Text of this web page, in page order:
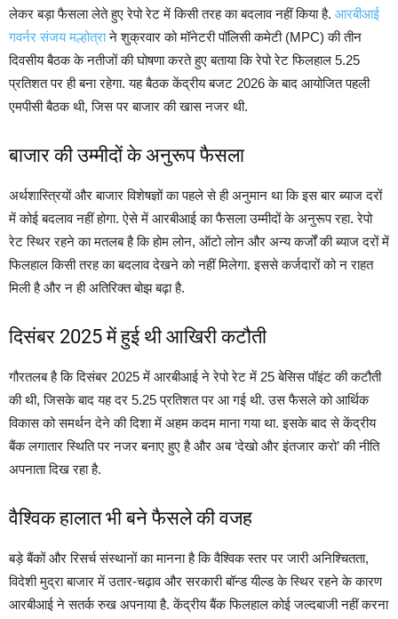
लेकर बड़ा फैसला लेते हुए रेपो रेट में किसी तरह का बदलाव नहीं किया है. आरबीआई
गवर्नर संजय मल्होत्राने शुक्रवार को मॉनेटरी पॉलिसी कमेटी (MPC) की तीन
दिवसीय बैठक के नतीजों की घोषणा करते हुए बताया कि रेपो रेट फिलहाल 5.25
प्रतिशत पर ही बना रहेगा. यह बैठक केंद्रीय बजट 2026 के बाद आयोजित पहली
एमपीसी बैठक थी, जिस पर बाजार की खास नजर थी.
बाजार की उम्मीदों के अनुरूप फैसला
अर्थशास्त्रियों और बाजार विशेषज्ञों का पहले से ही अनुमान था कि इस बार ब्याज दरों
में कोई बदलाव नहीं होगा. ऐसे में आरबीआई का फैसला उम्मीदों के अनुरूप रहा. रेपो
रेट स्थिर रहने का मतलब है कि होम लोन, ऑटो लोन और अन्य कर्जों की ब्याज दरों में
फिलहाल किसी तरह का बदलाव देखने को नहीं मिलेगा. इससे कर्जदारों को न राहत
मिली है और न ही अतिरिक्त बोझ बढ़ा है.
दिसंबर 2025 में हुई थी आखिरी कटौती
गौरतलब है कि दिसंबर 2025 में आरबीआई ने रेपो रेट में 25 बेसिस पॉइंट की कटौती
की थी, जिसके बाद यह दर 5.25 प्रतिशत पर आ गई थी. उस फैसले को आर्थिक
विकास को समर्थन देने की दिशा में अहम कदम माना गया था. इसके बाद से केंद्रीय
बैंक लगातार स्थिति पर नजर बनाए हुए है और अब ‘देखो और इंतजार करो’ की नीति
अपनाता दिख रहा है.
वैश्विक हालात भी बने फैसले की वजह
बड़े बैंकों और रिसर्च संस्थानों का मानना है कि वैश्विक स्तर पर जारी अनिश्चितता,
विदेशी मुद्रा बाजार में उतार-चढ़ाव और सरकारी बॉन्ड यील्ड के स्थिर रहने के कारण
आरबीआई ने सतर्क रुख अपनाया है. केंद्रीय बैंक फिलहाल कोई जल्दबाजी नहीं करना